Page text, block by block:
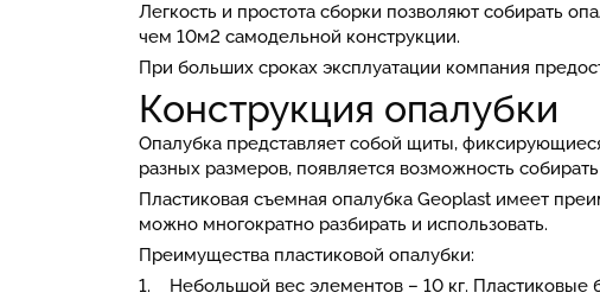
Легкость и простота сборки позволяют собирать
чем 10м2 самодельной конструкции.
При больших сроках эксплуатации компания
Конструкция опалубки
Опалубка представляет собой щиты,
разных размеров, появляется возможность
Пластиковая съемная опалубка Geoplast имеет
можно многократно разбирать и использовать.
Преимущества пластиковой опалубки:
1. Небольшой вес элементов – 10 кг.